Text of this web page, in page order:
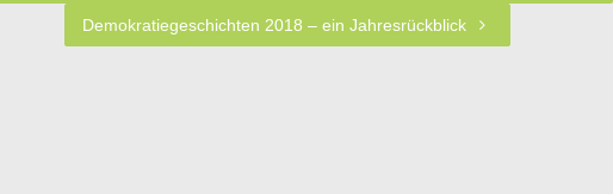
Demokratiegeschichten 2018 – ein Jahresrückblick